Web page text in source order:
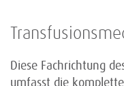
Diese Fachrichtung
umfasst die komplette